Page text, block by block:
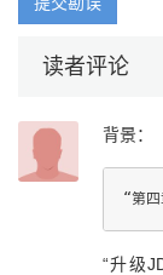
4.2 另类解法，分
4.3 大道至简，从
4.4 疑案追踪，
4.6 破解超时迷局
4.7 洞悉千丝万缕
读者评论
背景：
“升级